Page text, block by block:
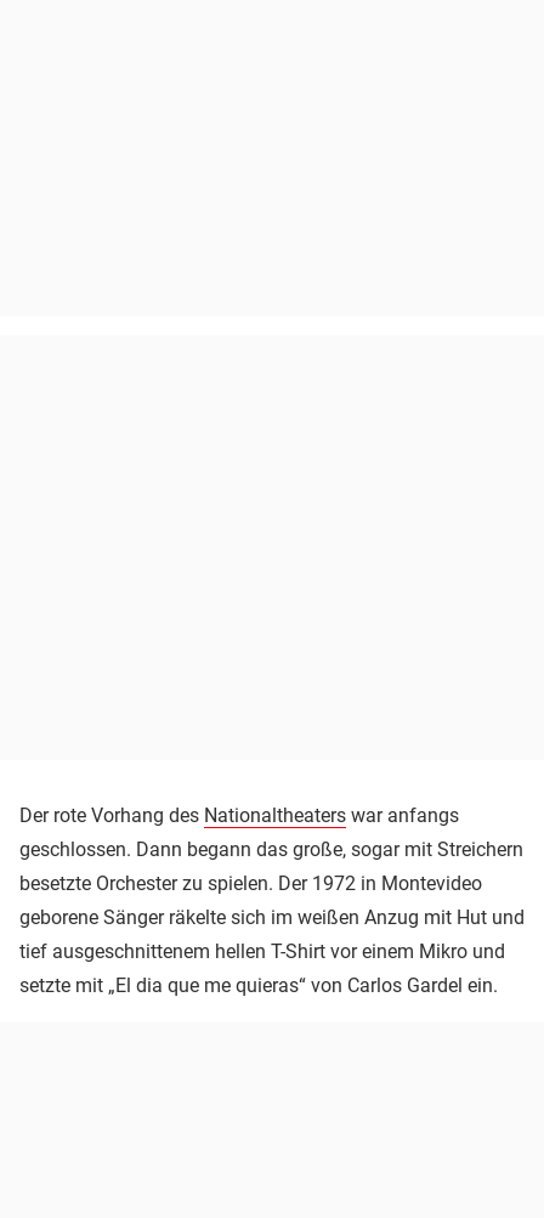
Der rote Vorhang des Nationaltheaters war anfangs
geschlossen. Dann begann das große, sogar mit Streichern
besetzte Orchester zu spielen. Der 1972 in Montevideo
geborene Sänger räkelte sich im weißen Anzug mit Hut und
tief ausgeschnittenem hellen T-Shirt vor einem Mikro und
setzte mit „El dia que me quieras“ von Carlos Gardel ein.